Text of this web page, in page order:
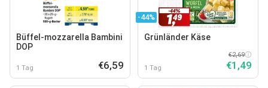
Büffel-mozzarella Bambini
DOP
1 Tag €6,59
-44%
Grünländer Käse
1 Tag
€2,69
€1,49